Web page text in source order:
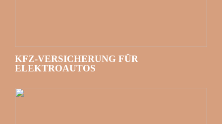
KFZ-VERSICHERUNG FÜR
ELEKTROAUTOS